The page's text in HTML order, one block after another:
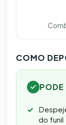
COMO
PODE
do funil